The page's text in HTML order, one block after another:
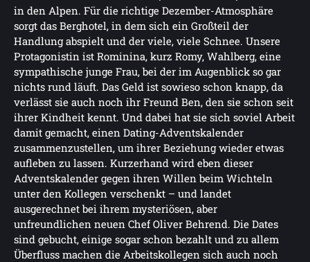
in den Alpen. Für die richtige Dezember-Atmosphäre
sorgt das Berghotel, in dem sich ein Großteil der
Handlung abspielt und der viele, viele Schnee. Unsere
Protagonistin ist Rominina, kurz Romy, Wahlberg, eine
sympathische junge Frau, bei der im Augenblick so gar
nichts rund läuft. Das Geld ist sowieso schon knapp, da
verlässt sie auch noch ihr Freund Ben, den sie schon seit
ihrer Kindheit kennt. Und dabei hat sie sich soviel Arbeit
damit gemacht, einen Dating-Adventskalender
zusammenzustellen, um ihrer Beziehung wieder etwas
aufleben zu lassen. Kurzerhand wird eben dieser
Adventskalender gegen ihren Willen beim Wichteln
unter den Kollegen verschenkt – und landet
ausgerechnet bei ihrem mysteriösen, aber
unfreundlichen neuen Chef Oliver Behrend. Die Dates
sind gebucht, einige sogar schon bezahlt und zu allem
Überfluss machen die Arbeitskollegen sich auch noch